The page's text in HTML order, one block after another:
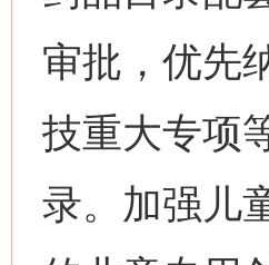
审批，优先
技重大专项
录。加强儿